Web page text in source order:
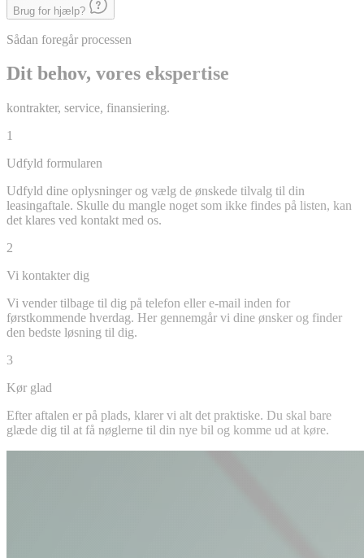
Brug for hjælp?
Sådan foregår processen
Dit behov, vores ekspertise
kontrakter, service, finansiering.
1
Udfyld formularen
Udfyld dine oplysninger og vælg de ønskede tilvalg til din
leasingaftale. Skulle du mangle noget som ikke findes på listen, kan
det klares ved kontakt med os.
2
Vi kontakter dig
Vi vender tilbage til dig på telefon eller e-mail inden for
førstkommende hverdag. Her gennemgår vi dine ønsker og finder
den bedste løsning til dig.
3
Kør glad
Efter aftalen er på plads, klarer vi alt det praktiske. Du skal bare
glæde dig til at få nøglerne til din nye bil og komme ud at køre.